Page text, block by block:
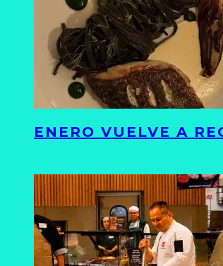
ENERO VUELVE A